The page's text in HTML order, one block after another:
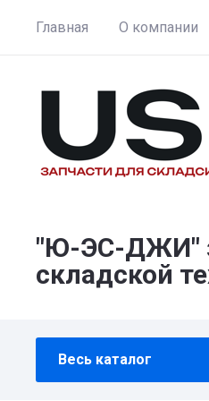
Главная О компании
"Ю-ЭС-ДЖИ"
складской
Весь каталог